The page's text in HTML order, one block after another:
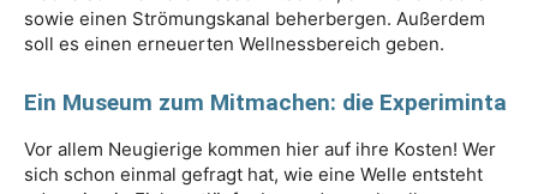
sowie einen Strömungskanal beherbergen. Außerdem
soll es einen erneuerten Wellnessbereich geben.
Ein Museum zum Mitmachen: die Experiminta
Vor allem Neugierige kommen hier auf ihre Kosten! Wer
sich schon einmal gefragt hat, wie eine Welle entsteht